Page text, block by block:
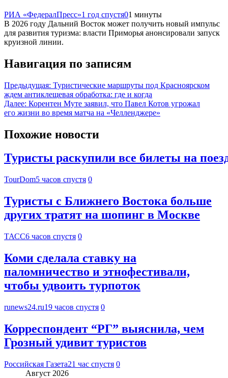
РИА «ФедералПресс»1 год спустя01 минуты
В 2026 году Дальний Восток может получить новый импульс
для развития туризма: власти Приморья анонсировали запуск
круизной линии.
Навигация по записям
Предыдущая: Туристические маршруты под Красноярском
ждем антиклещевая обработка: где и когда
Далее: Корентен Муте заявил, что Павел Котов угрожал
его жизни во время матча на «Челленджере»
Похожие новости
Туристы раскупили все билеты на
TourDom5 часов спустя 0
Туристы с Ближнего Востока больше
других тратят на шопинг в Москве
ТАСС6 часов спустя 0
Коми сделала ставку на
паломничество и этнофестивали,
чтобы удвоить турпоток
runews24.ru19 часов спустя 0
Корреспондент “РГ” выяснила, чем
Грозный удивит туристов
Российская Газета21 час спустя 0
Август 2026